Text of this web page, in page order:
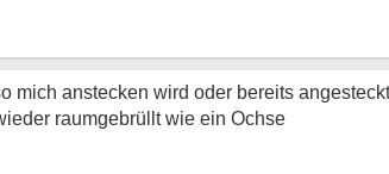
mich anstecken wird oder bereits
raumgebrüllt wie ein Ochse